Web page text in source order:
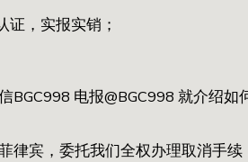
证，实报实销；
BGC998 电报@BGC998 就介绍
律宾，委托我们全权办理取消手续